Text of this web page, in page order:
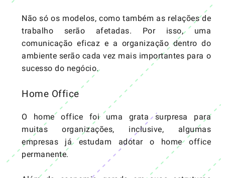
Não só os modelos, como também as relações de
trabalho serão afetadas. Por isso, uma
comunicação eficaz e a organização dentro do
ambiente serão cada vez mais importantes para o
sucesso do negócio.
Home Office
O home office foi uma grata surpresa para
muitas organizações, inclusive, algumas
empresas já estudam adotar o
home office
permanente.